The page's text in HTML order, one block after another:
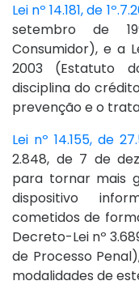
Lei nº 14.181, de
setembro de
Consumidor), e a
2003 (Estatuto
disciplina do
prevenção e o
Lei nº 14.155, de
2.848, de 7 de
para tornar mais
dispositivo
cometidos de
Decreto-Lei nº
de Processo
modalidades de